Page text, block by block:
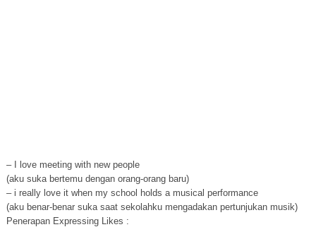
– I love meeting with new people
(aku suka bertemu dengan orang-orang baru)
– i really love it when my school holds a musical performance
(aku benar-benar suka saat sekolahku mengadakan pertunjukan musik)
Penerapan Expressing Likes :